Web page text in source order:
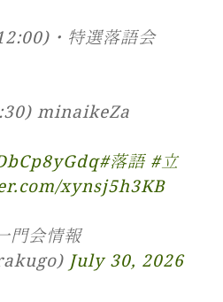
・特選落語会
minaikeZa
#落語 #立
xynsj5h3KB
門会情報
July 30, 2026